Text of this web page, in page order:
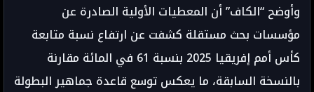
وأوضح “الكاف” أن المعطيات الأولية الصادرة عن
مؤسسات بحث مستقلة كشفت عن ارتفاع نسبة متابعة
كأس أمم إفريقيا 2025 بنسبة 61 في المائة مقارنة
بالنسخة السابقة، ما يعكس توسع قاعدة جماهير البطولة